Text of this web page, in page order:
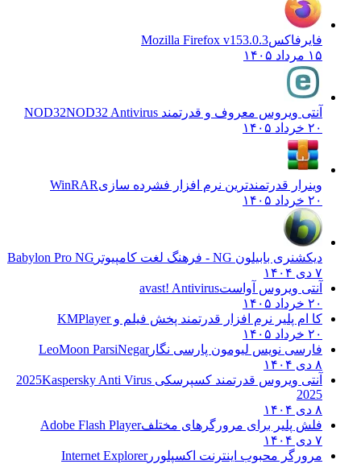
فایرفاکسMozilla Firefox v153.0.3
۱۵ مرداد ۱۴۰۵
آنتی ویروس معروف و قدرتمند NOD32 NOD32 Antivirus
۲۰ خرداد ۱۴۰۵
وینرار قدرتمندترین نرم افزار فشرده سازیWinRAR
۲۰ خرداد ۱۴۰۵
دیکشنری بابیلون NG - فرهنگ لغت کامپیوتر
Babylon Pro NG
۷ دی ۱۴۰۴
آنتی ویروس آواستavast! Antivirus
۲۰ خرداد ۱۴۰۵
کا ام پلیر نرم افزار قدرتمند پخش فیلم وKMPlayer
۲۰ خرداد ۱۴۰۵
فارسی نویس لیومون پارسی نگارLeoMoon ParsiNegar
۸ دی ۱۴۰۴
آنتی ویروس قدرتمند کسپرسکی 2025 Kaspersky Anti Virus
2025
۸ دی ۱۴۰۴
فلش پلیر برای مرورگرهای مختلفAdobe Flash Player
۷ دی ۱۴۰۴
مرورگر محبوب اینترنت اکسپلوررInternet Explorer